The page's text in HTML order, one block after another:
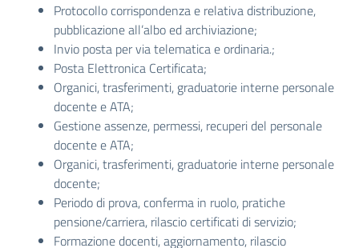
Protocollo corrispondenza e relativa distribuzione,
pubblicazione all’albo ed archiviazione;
Invio posta per via telematica e ordinaria.;
Posta Elettronica Certificata;
Organici, trasferimenti, graduatorie interne personale
docente e ATA;
Gestione assenze, permessi, recuperi del personale
docente e ATA;
Organici, trasferimenti, graduatorie interne personale
docente;
Periodo di prova, conferma in ruolo, pratiche
pensione/carriera, rilascio certificati di servizio;
Formazione docenti, aggiornamento, rilascio